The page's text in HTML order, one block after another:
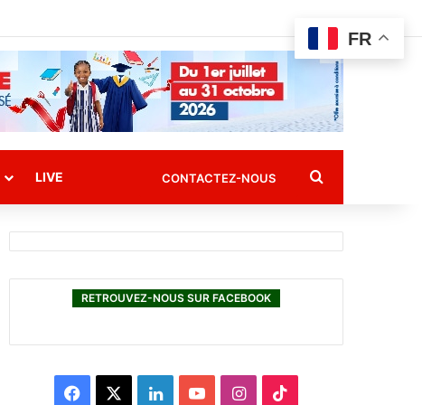
LIVE CONTACTEZ-NOUS Rechercher
RETROUVEZ-NOUS SUR FACEBOOK
L
I
FR